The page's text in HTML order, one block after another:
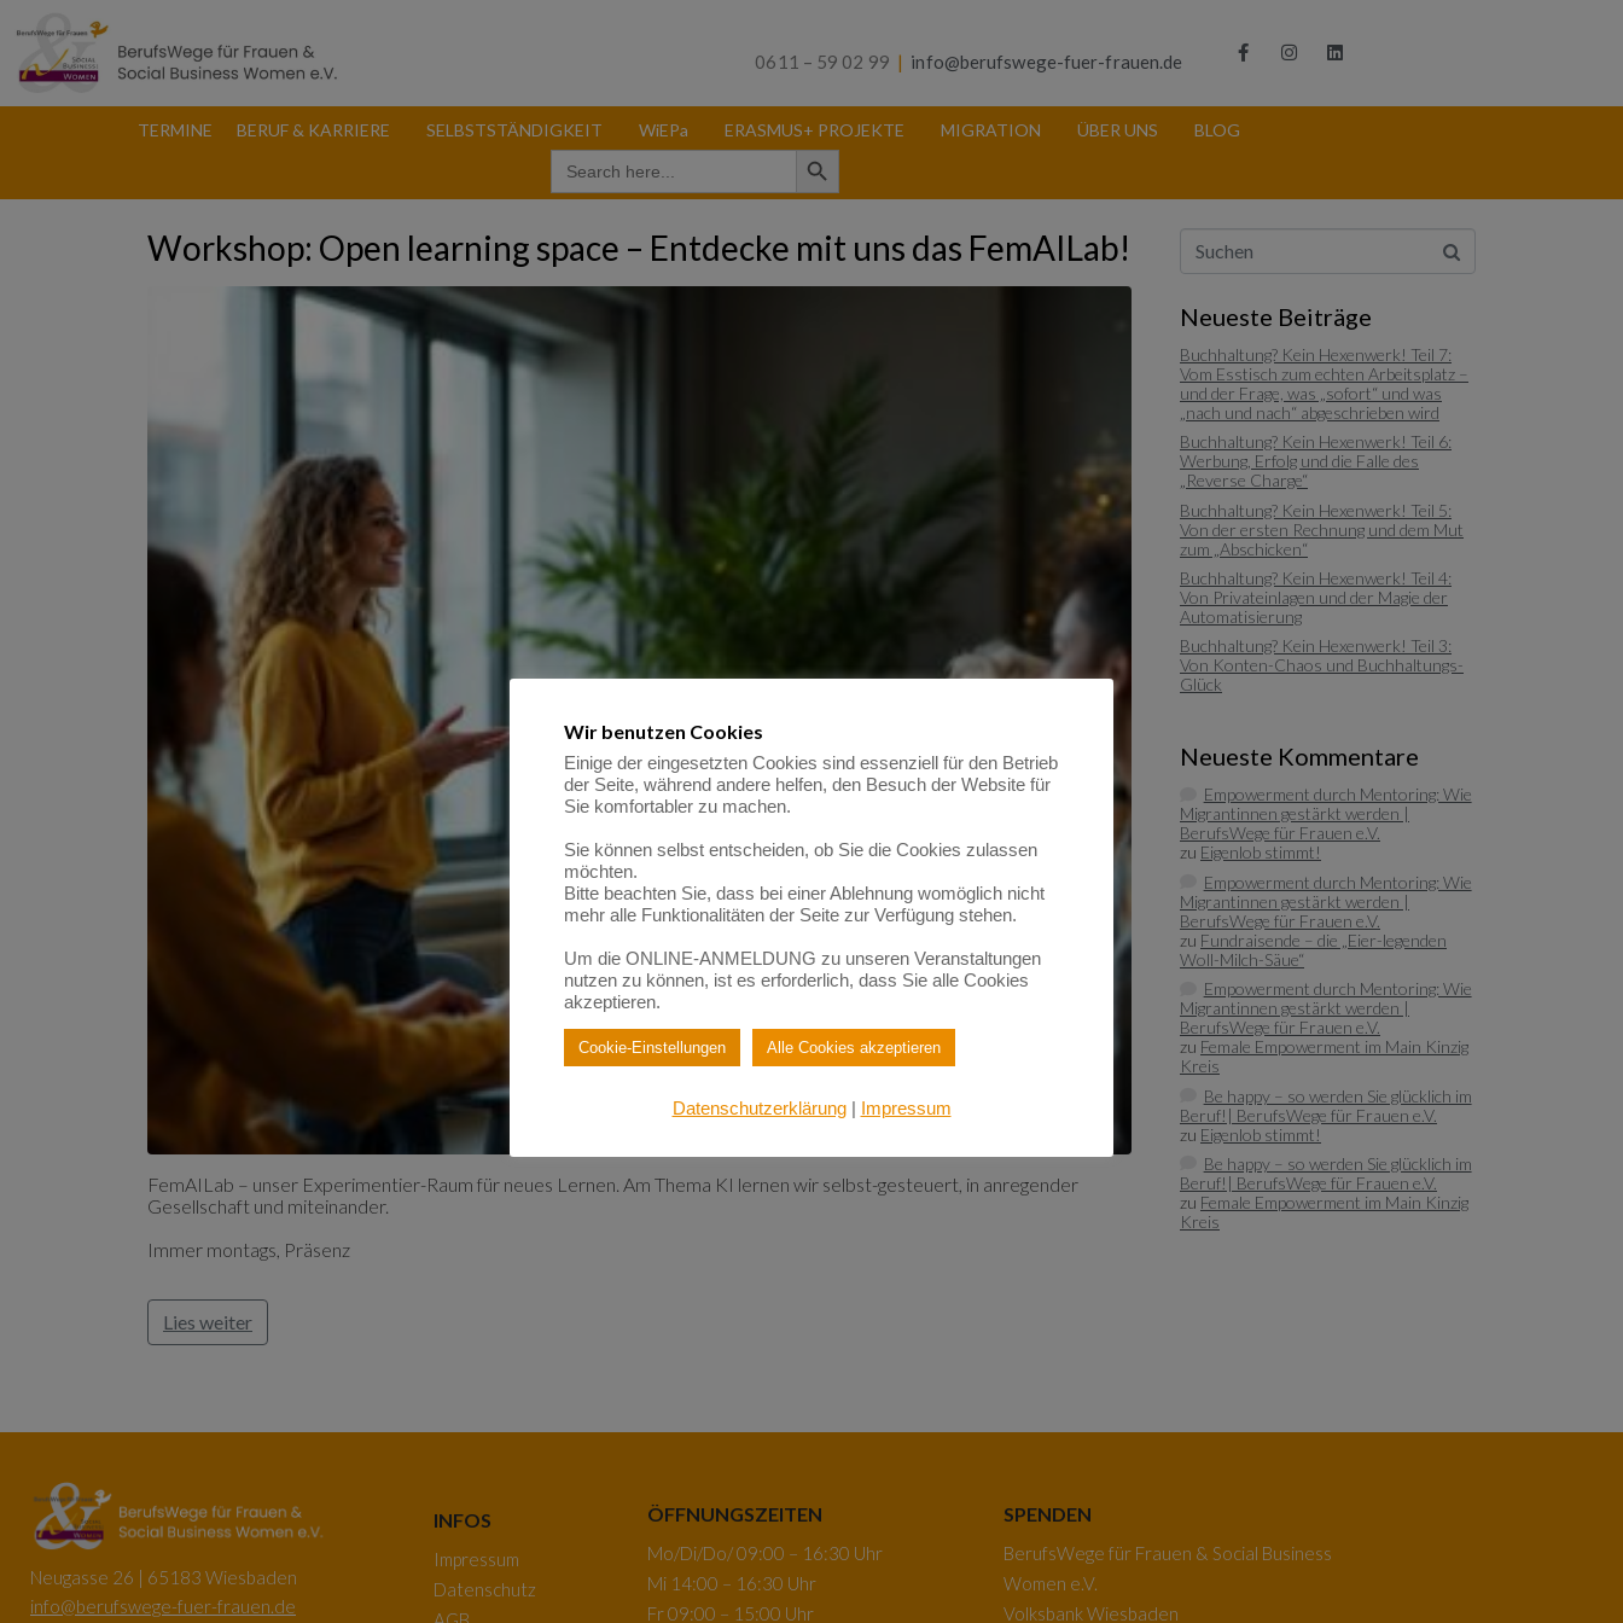
0611 – 59 02 99 | info@berufswege-fuer-frauen.de
TERMINE BERUF & KARRIERE SELBSTSTÄNDIGKEIT WiEPa ERASMUS+ PROJEKTE MIGRATION ÜBER UNS BLOG
Search
for:
Search Button
Workshop: Open learning space – Entdecke mit uns das FemAILab!
FemAILab – unser Experimentier-Raum für neues Lernen. Am Thema KI lernen wir selbst-gesteuert, in anregender
Gesellschaft und miteinander.
Immer montags, Präsenz
Lies weiter
Neueste Beiträge
Buchhaltung? Kein Hexenwerk! Teil 7:
Vom Esstisch zum echten Arbeitsplatz –
und der Frage, was „sofort“ und was
„nach und nach“ abgeschrieben wird
Buchhaltung? Kein Hexenwerk! Teil 6:
Werbung, Erfolg und die Falle des
„Reverse Charge“
Buchhaltung? Kein Hexenwerk! Teil 5:
Von der ersten Rechnung und dem Mut
zum „Abschicken“
Buchhaltung? Kein Hexenwerk! Teil 4:
Von Privateinlagen und der Magie der
Automatisierung
Buchhaltung? Kein Hexenwerk! Teil 3:
Von Konten-Chaos und Buchhaltungs-
Glück
Neueste Kommentare
Empowerment durch Mentoring: Wie
Migrantinnen gestärkt werden |
BerufsWege für Frauen e.V.
zu Eigenlob stimmt!
Empowerment durch Mentoring: Wie
Migrantinnen gestärkt werden |
BerufsWege für Frauen e.V.
zu Fundraisende – die „Eier-legenden
Woll-Milch-Säue“
Empowerment durch Mentoring: Wie
Migrantinnen gestärkt werden |
BerufsWege für Frauen e.V.
zu Female Empowerment im Main Kinzig
Kreis
Be happy – so werden Sie glücklich im
Beruf!| BerufsWege für Frauen e.V.
zu Eigenlob stimmt!
Be happy – so werden Sie glücklich im
Beruf!| BerufsWege für Frauen e.V.
zu Female Empowerment im Main Kinzig
Kreis
Neugasse 26 | 65183 Wiesbaden
info@berufswege-fuer-frauen.de
INFOS
Impressum
Datenschutz
ÖFFNUNGSZEITEN
Mo/Di/Do/ 09:00 – 16:30 Uhr
Mi 14:00 – 16:30 Uhr
Fr 09:00 – 15:00 Uhr
SPENDEN
BerufsWege für Frauen & Social Business
Women e.V.
Volksbank Wiesbaden
Wir benutzen Cookies
Einige der eingesetzten Cookies sind essenziell für den Betrieb
der Seite, während andere helfen, den Besuch der Website für
Sie komfortabler zu machen.
Sie können selbst entscheiden, ob Sie die Cookies zulassen
möchten.
Bitte beachten Sie, dass bei einer Ablehnung womöglich nicht
mehr alle Funktionalitäten der Seite zur Verfügung stehen.
Um die ONLINE-ANMELDUNG zu unseren Veranstaltungen
nutzen zu können, ist es erforderlich, dass Sie alle Cookies
akzeptieren.
Cookie-Einstellungen Alle Cookies akzeptieren
Datenschutzerklärung| Impressum